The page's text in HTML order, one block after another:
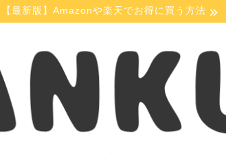
【最新版】Amazonや楽天でお得に買う方法